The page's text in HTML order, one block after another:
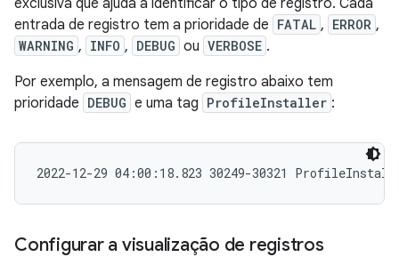
entrada de registro tem a prioridade de FATAL , ERROR ,
WARNING , INFO , DEBUG ou VERBOSE .
Por exemplo, a mensagem de registro abaixo tem
prioridade DEBUG e uma tag ProfileInstaller :
Configurar a visualização de registros